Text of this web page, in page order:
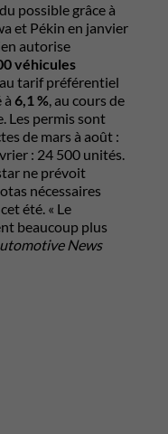
possible grâce à
et Pékin en janvier
autorise
véhicules
au tarif préférentiel
à 6,1 %, au cours de
Les permis sont
de mars à août :
: 24 500 unités.
ne prévoit
nécessaires
été. « Le
beaucoup plus
News